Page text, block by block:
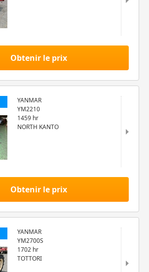
Obtenir le prix
YANMAR
YM2210
1459 hr
NORTH KANTO
Obtenir le prix
YANMAR
YM2700S
1702 hr
TOTTORI